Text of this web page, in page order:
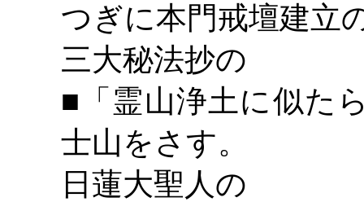
つぎに本門戒壇建立
三大秘法抄の
■「霊山浄土に似た
士山をさす。
日蓮大聖人の